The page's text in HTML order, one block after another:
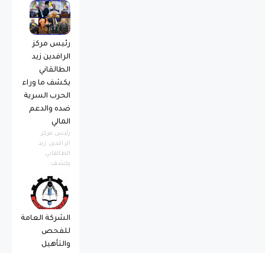
رئيس مركز
الرافدين زيد
الطالقاني
يكشف ما وراء
الحرب السرية
ضده والدعم
المالي
رئيس مركز
الرافدين زيد
الطالقاني
يكشف...
الشركة العامة
للفحص
والتأهيل